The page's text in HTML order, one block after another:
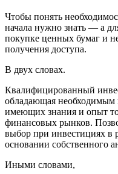
Чтобы понять
начала нужно знать — а
покупке ценных бумаг и
получения доступа.
В двух словах.
Квалифицированный
обладающая необходимым
имеющих знания и опыт
финансовых рынков.
выбор при инвестициях в
основании собственного
Иными словами,